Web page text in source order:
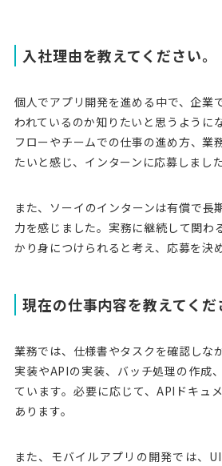
入社理由を教えてください。
個人でアプリ開発を進める中で、企業
われているのか知りたいと思うように
フローやチームでの仕事の進め方、業
たいと感じ、インターンに応募しました
また、ソーイのインターンは有償で長
力を感じました。実務に継続して関わ
かり身につけられると考え、応募を決
現在の仕事内容を教えてくだ
業務では、仕様書やタスクを確認しな
実装やAPIの実装、バッチ処理の作成
ています。必要に応じて、APIドキュ
あります。
また、モバイルアプリの開発では、